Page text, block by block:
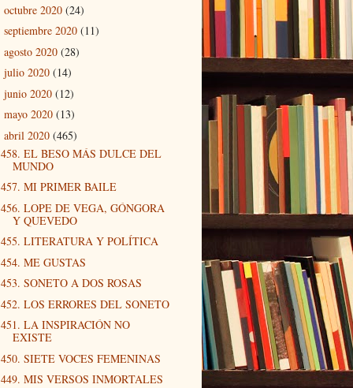
octubre 2020 (24)
septiembre 2020 (11)
agosto 2020 (28)
julio 2020 (14)
junio 2020 (12)
mayo 2020 (13)
abril 2020 (465)
458. EL BESO MÁS DULCE DEL
MUNDO
457. MI PRIMER BAILE
456. LOPE DE VEGA, GÓNGORA
Y QUEVEDO
455. LITERATURA Y POLÍTICA
454. ME GUSTAS
453. SONETO A DOS ROSAS
452. LOS ERRORES DEL SONETO
451. LA INSPIRACIÓN NO
EXISTE
450. SIETE VOCES FEMENINAS
449. MIS VERSOS INMORTALES